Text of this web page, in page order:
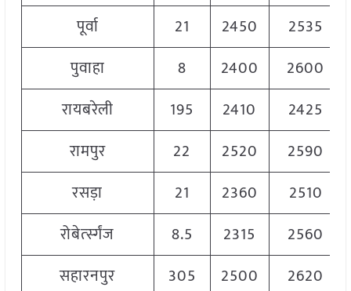
पूर्वा
21 2450 2535
पुवाहा
8 2400 2600
रायबरेली
195 2410
2425
रामपुर
22 2520
2590
रसड़ा
21 2360
2510
रोबेर्त्स्गंज
8.5 2315
2560
सहारनपुर
305 2500
2620